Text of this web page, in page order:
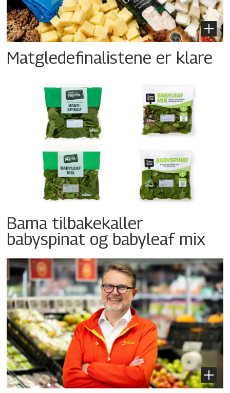
Matgledefinalistene er klare
Bama tilbakekaller
babyspinat og babyleaf mix